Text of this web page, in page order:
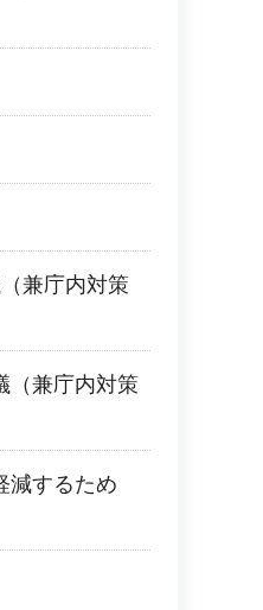
兼庁内対策
（兼庁内対策
減するため